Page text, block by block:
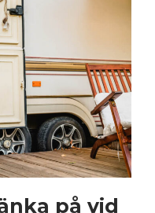
på vid